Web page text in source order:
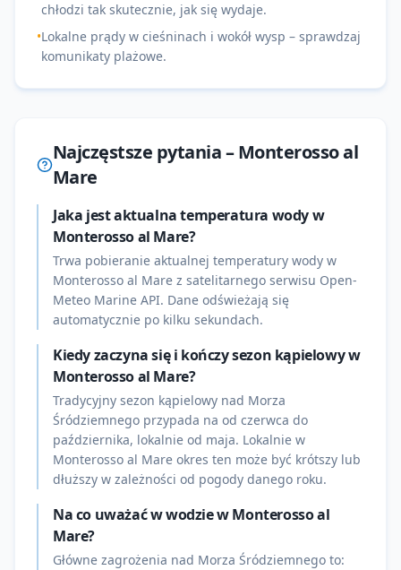
chłodzi tak skutecznie, jak się wydaje.
•Lokalne prądy w cieśninach i wokół wysp – sprawdzaj
komunikaty plażowe.
Najczęstsze pytania –Monterosso al
Mare
Jaka jest aktualna temperatura wody w
Monterosso al Mare?
Trwa pobieranie aktualnej temperatury wody w
Monterosso al Mare z satelitarnego serwisu Open-
Meteo Marine API. Dane odświeżają się
automatycznie po kilku sekundach.
Kiedy zaczyna się i kończy sezon kąpielowy w
Monterosso al Mare?
Tradycyjny sezon kąpielowy nad Morza
Śródziemnego przypada na od czerwca do
października, lokalnie od maja. Lokalnie w
Monterosso al Mare okres ten może być krótszy lub
dłuższy w zależności od pogody danego roku.
Na co uważać w wodzie w Monterosso al
Mare?
Główne zagrożenia nad Morza Śródziemnego to: